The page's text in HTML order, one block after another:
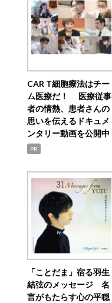
CAR T細胞療法はチー
ム医療だ！ 医療従事
者の情熱、患者さんの
思いを伝えるドキュメ
ンタリー動画を公開中
PR
「ことだま」宿る羽生
結弦のメッセージ 名
言がもたらす心の平穏